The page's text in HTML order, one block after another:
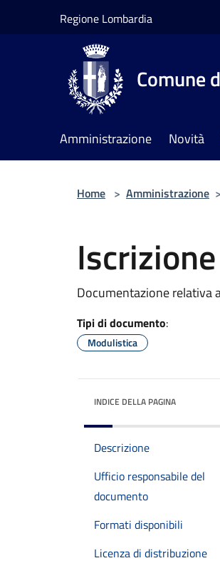
Regione Lombardia
Comune
Amministrazione Novità
Home > Amministrazione >
Documentazione relativa
Tipi di documento:
Modulistica
INDICE DELLA PAGINA
Descrizione
Ufficio responsabile del
documento
Formati disponibili
Licenza di distribuzione